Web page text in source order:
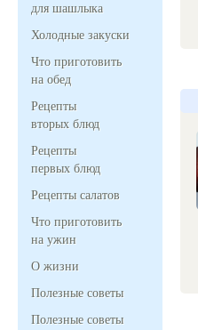
для шашлыка
Холодные закуски
Что приготовить
на обед
Рецепты
вторых блюд
Рецепты
первых блюд
Рецепты салатов
Что приготовить
на ужин
О жизни
Полезные советы
Полезные советы